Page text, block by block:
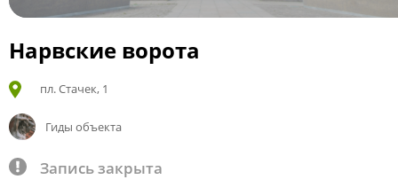
Нарвские ворота
пл. Стачек, 1
Гиды объекта
Запись закрыта